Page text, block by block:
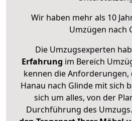
Wir haben mehr als 10
Umzügen nach
Die Umzugsexperten
Erfahrung im Bereich
kennen die Anforderungen,
Hanau nach Glinde mit sich
sich um alles, von der
Durchführung des Umzugs.